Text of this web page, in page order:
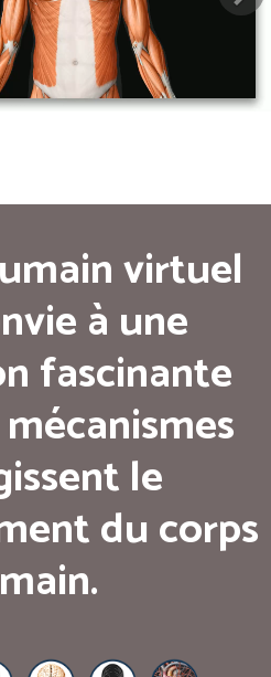
virtuel
à une
fascinante
le
du corps